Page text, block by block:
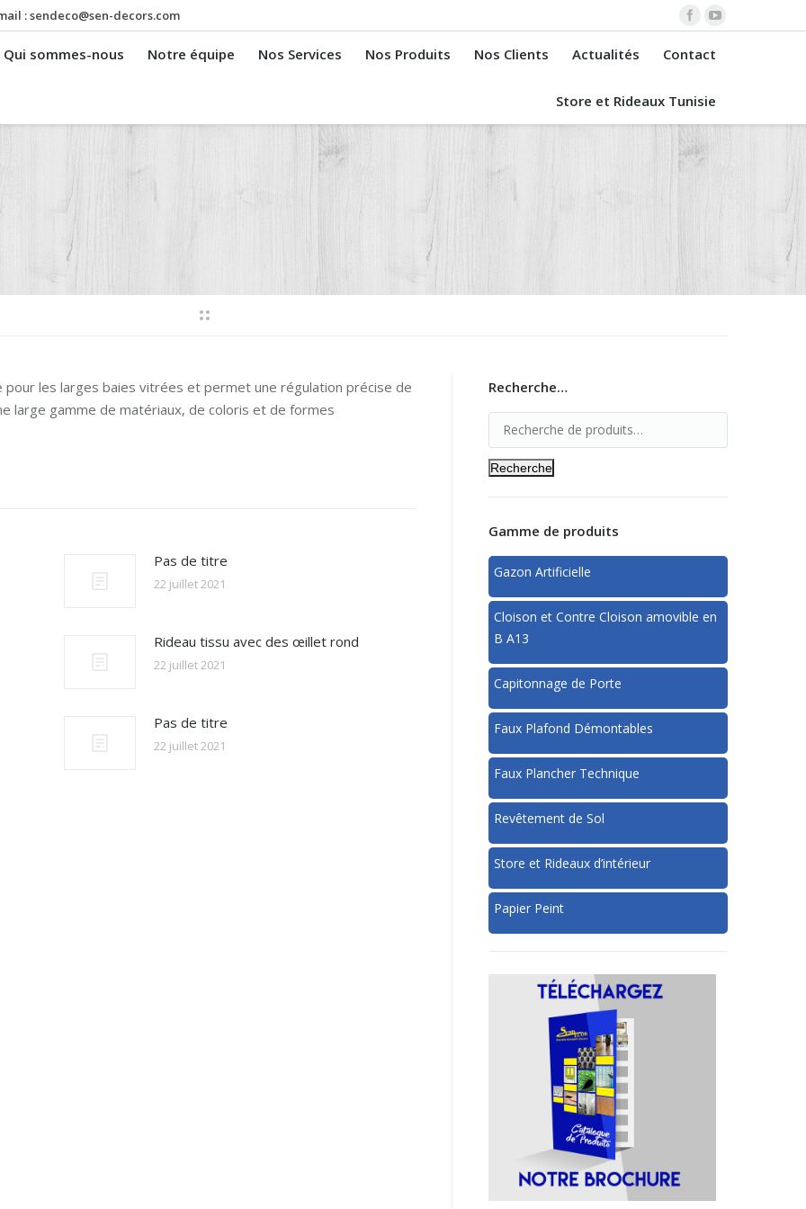
:sendeco@sen-decors.com
Qui sommes-nous Notre équipe Nos Services Nos Produits Nos Clients Actualités Contact
Store et Rideaux Tunisie
les larges baies vitrées et permet une régulation précise de
large gamme de matériaux, de coloris et de formes
Pas de titre
22 juillet 2021
Rideau tissu avec des œillet rond
22 juillet 2021
Pas de titre
22 juillet 2021
Recherche…
Recherche
Gamme de produits
Gazon Artificielle
Cloison et Contre Cloison amovible en
B A13
Capitonnage de Porte
Faux Plafond Démontables
Faux Plancher Technique
Revêtement de Sol
Store et Rideaux d’intérieur
Papier Peint